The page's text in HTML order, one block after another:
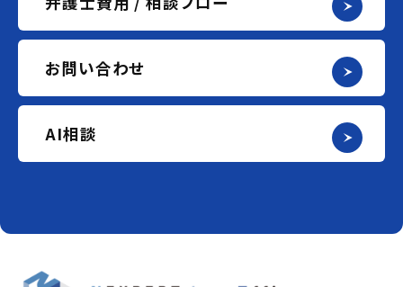
お問い合わせ
AI相談